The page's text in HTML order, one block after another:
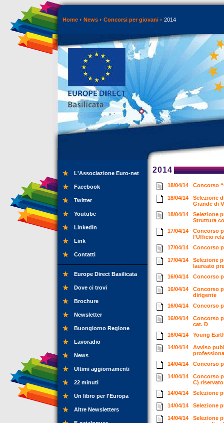
Home News Concorsi per giovani 2014
L'Associazione Euro-net
Facebook
Twitter
Youtube
LinkedIn
Link
Contatti
Europe Direct Basilicata
Dove ci trovi
Brochure
Newsletter
Buongiorno Regione
Lavoradio
News
Ultimi aggiornamenti
22 minuti
Un libro per l'Europa
Altre Newsletters
2014
18/04/14 Concorso
18/04/14
Selezione
Grande di
18/04/14
Selezione
Struttura
17/04/14
Concorso
l'Ufficio
17/04/14
Concorso
17/04/14
Selezione
laureato
16/04/14
Concorso
16/04/14
Concorso
dirigente
16/04/14
Concorso
16/04/14
Concorso
cat. D
16/04/14
Young
14/04/14
Avviso
14/04/14
Concorso
14/04/14
Concorso
C)
14/04/14
Selezione
14/04/14 Selezione
14/04/14
Selezione